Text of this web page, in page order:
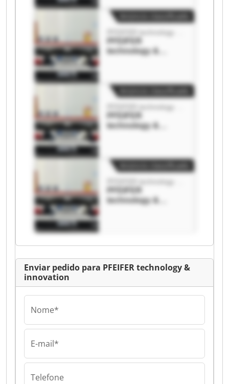
innovation
PFEIFER
technology &
innovation
PFEIFER
technology &
innovation
PFEIFER
technology &
Enviar pedido para PFEIFER technology &
innovation
Nome*
E-mail*
Telefone